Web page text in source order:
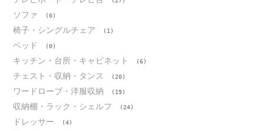
ソファ (0)
椅子・シングルチェア (1)
ベッド (0)
キッチン・台所・キャビネット (6)
チェスト・収納・タンス (20)
ワードローブ・洋服収納 (19)
収納棚・ラック・シェルフ (24)
ドレッサー (4)